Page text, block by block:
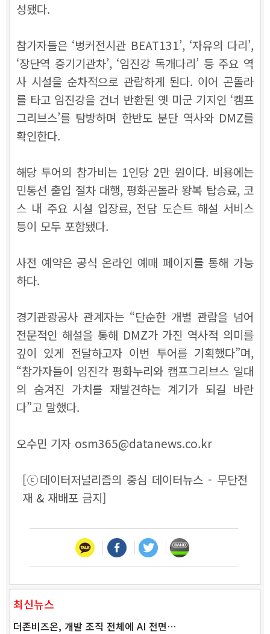
성됐다.
참가자들은 ‘벙커전시관 BEAT131’, ‘자유의 다리’,
‘장단역 증기기관차’, ‘임진강 독개다리’ 등 주요 역
사 시설을 순차적으로 관람하게 된다. 이어 곤돌라
를 타고 임진강을 건너 반환된 옛 미군 기지인 ‘캠프
그리브스’를 탐방하며 한반도 분단 역사와 DMZ를
확인한다.
해당 투어의 참가비는 1인당 2만 원이다. 비용에는
민통선 출입 절차 대행, 평화곤돌라 왕복 탑승료, 코
스 내 주요 시설 입장료, 전담 도슨트 해설 서비스
등이 모두 포함됐다.
사전 예약은 공식 온라인 예매 페이지를 통해 가능
하다.
경기관광공사 관계자는 “단순한 개별 관람을 넘어
전문적인 해설을 통해 DMZ가 가진 역사적 의미를
깊이 있게 전달하고자 이번 투어를 기획했다”며,
“참가자들이 임진각 평화누리와 캠프그리브스 일대
의 숨겨진 가치를 재발견하는 계기가 되길 바란
다”고 말했다.
오수민 기자 osm365@datanews.co.kr
[ⓒ데이터저널리즘의 중심 데이터뉴스 - 무단전
재 & 재배포 금지]
최신뉴스
더존비즈온, 개발 조직 전체에 AI 전면…